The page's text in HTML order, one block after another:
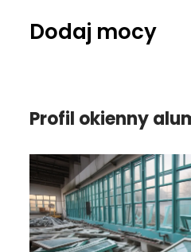
Dodaj mocy
Profil okienny